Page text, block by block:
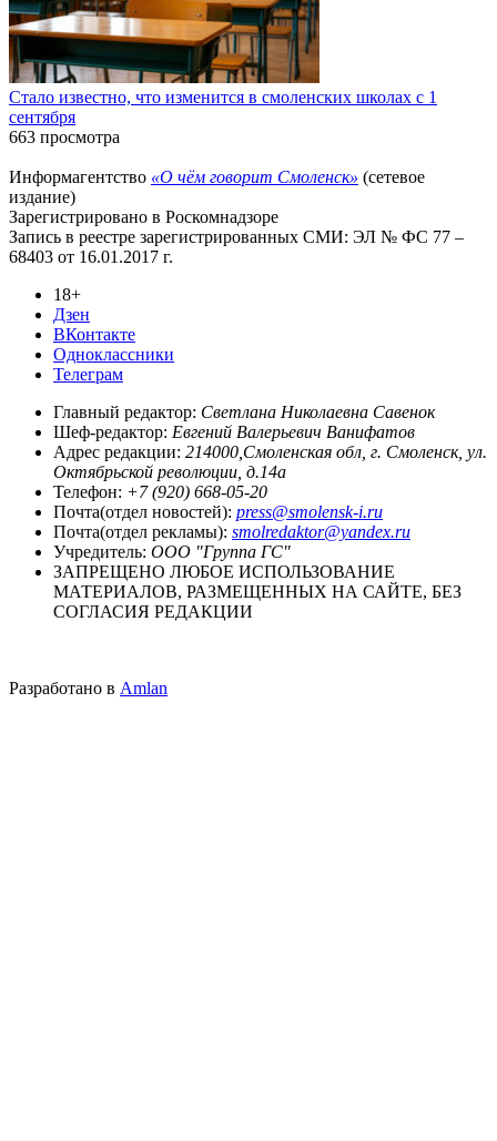
Стало известно, что изменится в смоленских школах с 1
сентября
663 просмотра
Информагентство «О чём говорит Смоленск» (сетевое
издание)
Зарегистрировано в Роскомнадзоре
Запись в реестре зарегистрированных СМИ: ЭЛ № ФС 77 –
68403 от 16.01.2017 г.
18+
Дзен
ВКонтакте
Одноклассники
Телеграм
Главный редактор: Светлана Николаевна Савенок
Шеф-редактор: Евгений Валерьевич Ванифатов
Адрес редакции: 214000,Смоленская обл, г. Смоленск, ул.
Октябрьской революции, д.14а
Телефон: +7 (920) 668-05-20
Почта(отдел новостей): press@smolensk-i.ru
Почта(отдел рекламы): smolredaktor@yandex.ru
Учредитель: ООО "Группа ГС"
ЗАПРЕЩЕНО ЛЮБОЕ ИСПОЛЬЗОВАНИЕ
МАТЕРИАЛОВ, РАЗМЕЩЕННЫХ НА САЙТЕ, БЕЗ
СОГЛАСИЯ РЕДАКЦИИ
Разработано в Amlan